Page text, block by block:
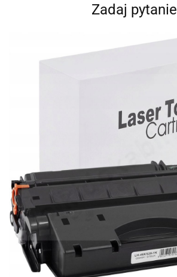
Zadaj pytanie